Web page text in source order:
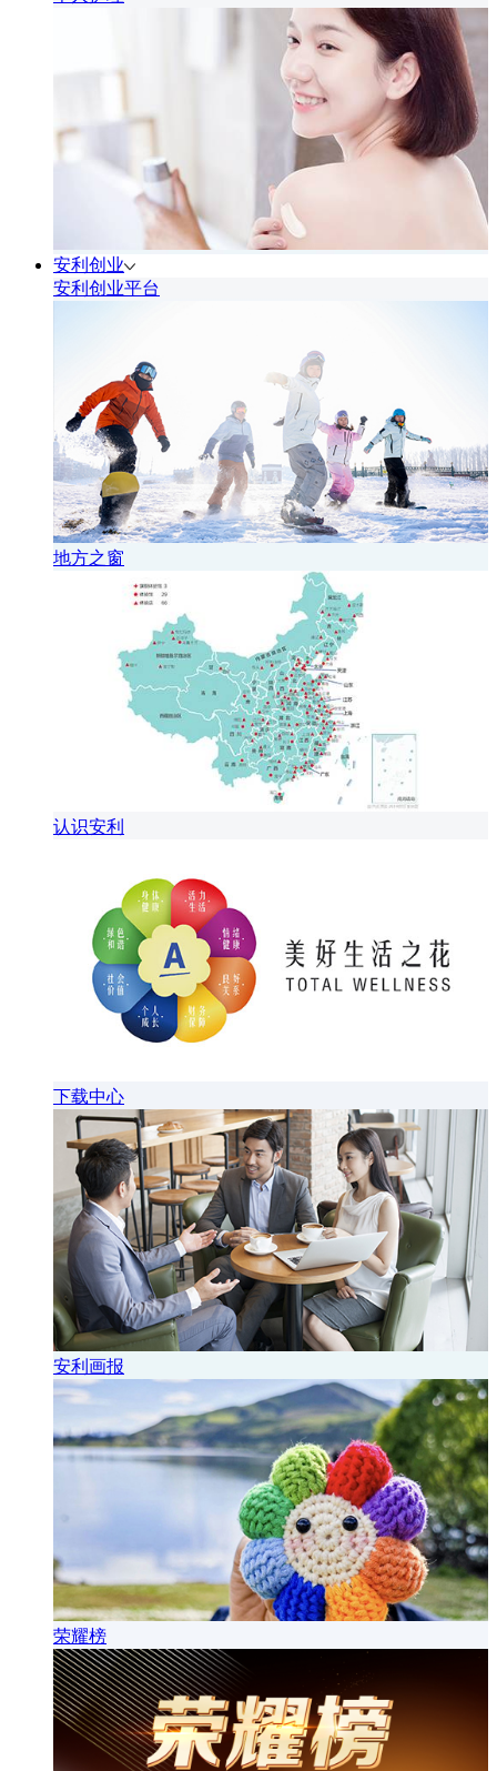
安利创业
安利创业平台
地方之窗
认识安利
下载中心
安利画报
荣耀榜